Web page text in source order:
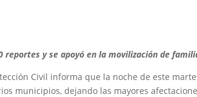
reportes y se apoyó en la movilización de
Civil informa que la noche de este
municipios, dejando las mayores